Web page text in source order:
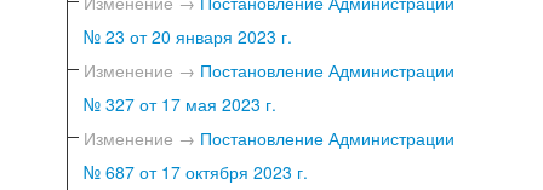
№ 23 от 20 января 2023 г.
Изменение → Постановление Администрации
№ 327 от 17 мая 2023 г.
Изменение → Постановление Администрации
№ 687 от 17 октября 2023 г.